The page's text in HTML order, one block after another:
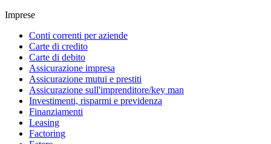
Imprese
Conti correnti per aziende
Carte di credito
Carte di debito
Assicurazione impresa
Assicurazione mutui e prestiti
Assicurazione sull'imprenditore/key man
Investimenti, risparmi e previdenza
Finanziamenti
Leasing
Factoring